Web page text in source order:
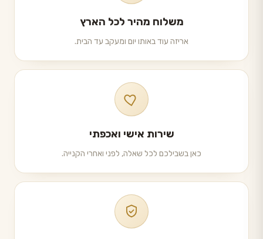
משלוח מהיר לכל הארץ
אריזה עוד באותו יום ומעקב עד הבית.
שירות אישי ואכפתי
כאן בשבילכם לכל שאלה, לפני ואחרי הקנייה.